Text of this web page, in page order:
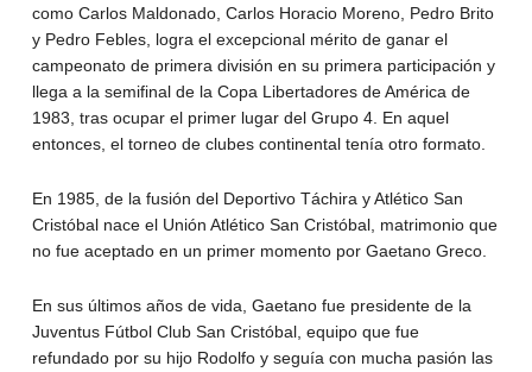
como Carlos Maldonado, Carlos Horacio Moreno, Pedro Brito
y Pedro Febles, logra el excepcional mérito de ganar el
campeonato de primera división en su primera participación y
llega a la semifinal de la Copa Libertadores de América de
1983, tras ocupar el primer lugar del Grupo 4. En aquel
entonces, el torneo de clubes continental tenía otro formato.
En 1985, de la fusión del Deportivo Táchira y Atlético San
Cristóbal nace el Unión Atlético San Cristóbal, matrimonio que
no fue aceptado en un primer momento por Gaetano Greco.
En sus últimos años de vida, Gaetano fue presidente de la
Juventus Fútbol Club San Cristóbal, equipo que fue
refundado por su hijo Rodolfo y seguía con mucha pasión las